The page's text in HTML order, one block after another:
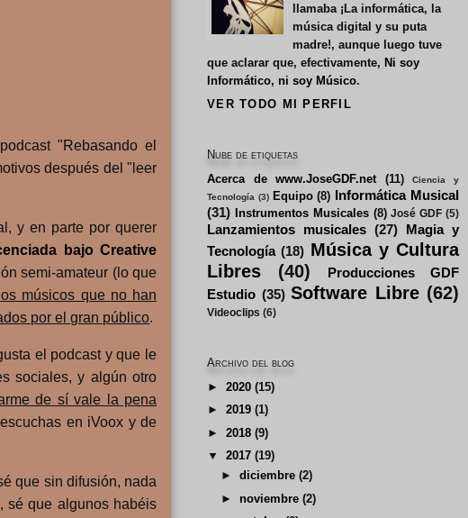
"Rebasando el
después del "leer
y en parte por querer
bajo Creative
semi-amateur (lo que
músicos que no han
por el gran público.
el podcast y que le
sociales, y algún otro
de sí vale la pena
en iVoox y de
que sin difusión, nada
sé que algunos habéis
llamaba ¡La informática, la
música digital y su puta
madre!, aunque luego tuve
que aclarar que, efectivamente, Ni soy
Informático, ni soy Músico.
VER TODO MI PERFIL
Nube de etiquetas
Acerca de www.JoseGDF.net
(11)
Ciencia y
Tecnología (3) Equipo (8) Informática Musical
(31) Instrumentos Musicales (8) José GDF (5)
Lanzamientos musicales (27) Magia y
Tecnología (18) Música y Cultura
Libres
(40)
Producciones GDF
Estudio (35) Software Libre (62)
Videoclips (6)
Archivo del blog
► 2020 (15)
► 2019 (1)
► 2018 (9)
▼
2017 (19)
►diciembre (2)
►noviembre (2)